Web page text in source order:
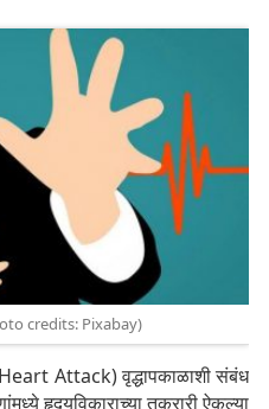
credits: Pixabay)
Attack) वृद्धापकाळाशी संबंध
हृदयविकाराच्या तक्रारी ऐकल्या